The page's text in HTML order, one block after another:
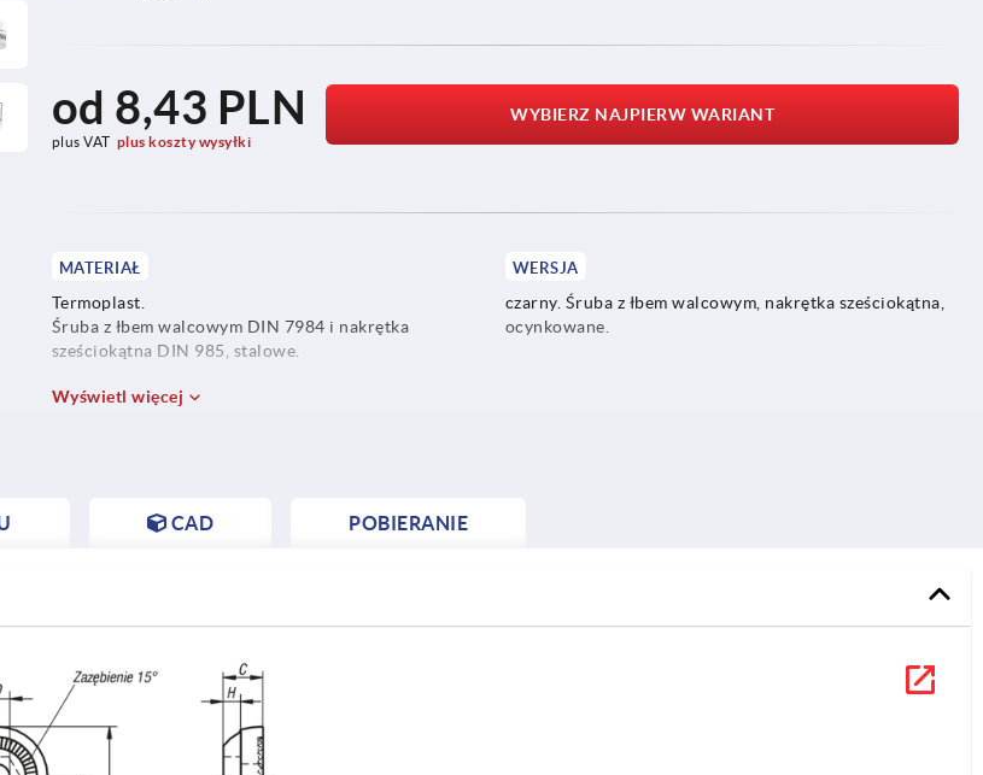
od 8,43 PLN
plus VAT plus koszty wysyłki
WYBIERZ NAJPIERW WARIANT
MATERIAŁ
Termoplast.
Śruba z łbem walcowym DIN 7984 i nakrętka
sześciokątna DIN 985, stalowe.
WERSJA
czarny. Śruba z łbem walcowym, nakrętka sześciokątna,
ocynkowane.
Wyświetl więcej
CAD POBIERANIE